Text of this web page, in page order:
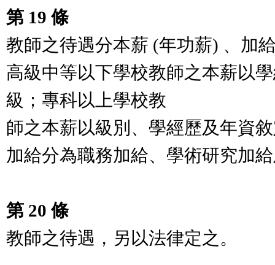
第 19 條
教師之待遇分本薪 (年功薪) 、加
高級中等以下學校教師之本薪以
級；專科以上學校教
師之本薪以級別、學經歷及年資
加給分為職務加給、學術研究加
第 20 條
教師之待遇，另以法律定之。